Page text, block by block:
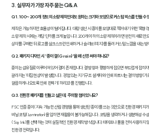
3. 실무자가 가장 자주 묻는 Q&A
Q1. 100~200개 정도의 소량 제작인데도 원하는 크기와 모양으로 커스텀 박스를 만들 수
제작은 가능하지만 효율성이 떨어집니다. 대량 생산 시 종이를 모양대로 찍어내기 위한 '목형
소량 제작 시에는 개당 단가를 크게 높입니다. 200개 이하의 소량 제작이라면 완전히 새로 만
상자'를 구매한 뒤 로고를 실크스크린 인쇄하거나 슬리브(띠지)를 둘러 커스텀 느낌을 내는 방
Q2. 패키지 디자인 시 '종이 결(Grain)'을 왜 신경 써야 하나요?
종이는 섬유질로 이루어져 있어 결이 존재합니다. 결 방향과 평행하게 접으면 부드럽게 접히
갈라지는 '터짐 현상'이 발생합니다. 경험 있는 지기구조 설계자와 인쇄 파트너는 결의 방향(
깔끔하게 나오도록 인쇄 판짜기(하리꼬)를 진행합니다.
Q3. 친환경 패키지를 만들고 싶은데, 주의할 점이 있나요?
FSC 인증 종이(지속 가능한 산림 경영을 통해 생산된 종이)를 쓰는 것만으로 친환경 패키지
비닐 코팅(Lamination)을 입히면 재활용이 불가능해집니다. 코팅을 생략하거나 생분해성 수
(Soy Ink)를 선택하는 것이 실질적인 친환경 제작 방식입니다. 테이프나 풀을 전혀 사용하지
친환경 전략입니다.